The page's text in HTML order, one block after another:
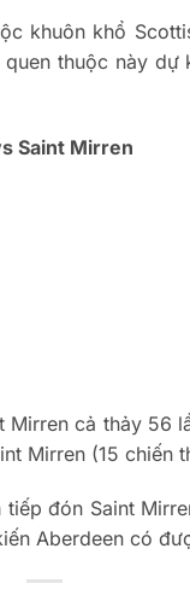
khuôn khổ
thuộc này
Saint Mirren
cả thảy 56
Mirren (15 chiến
đón Saint
Aberdeen có